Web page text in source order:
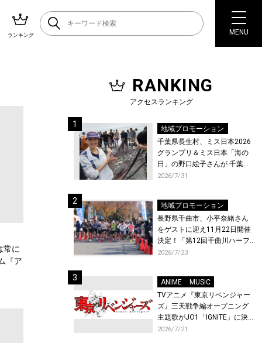
ランキング MENU
常に
『ア
RANKING
アクセスランキング
地域プロモーション
千葉県長生村、ミス日本2026
グランプリ＆ミス日本「海の
日」の野口絵子さんが 千葉県
唯一の村・長生村で地引網を
2026/7/31
地域プロモーション
長野県千曲市、小平奈緒さん
をゲストに迎え11月22日開催
決定！「第12回千曲川ハーフ
マラソン」エントリー受付開
2026/7/23
ANIME
MUSIC
TVアニメ『東京リベンジャー
ズ』三天戦争編オープニング
主題歌がJO1「IGNITE」に決
定！メンバー全員から喜びと
2026/7/21